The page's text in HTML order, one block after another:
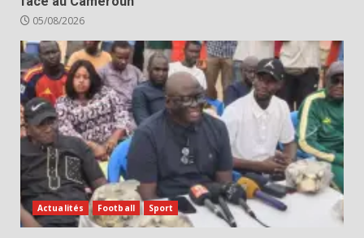
05/08/2026
Actualités Football Sport